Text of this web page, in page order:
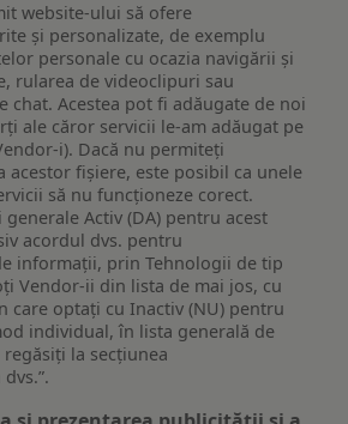
website-ului să ofere
și personalizate, de exemplu
personale cu ocazia navigării și
rularea de videoclipuri sau
chat. Acestea pot fi adăugate de noi
ale căror servicii le-am adăugat pe
i). Dacă nu permiteți
acestor fișiere, este posibil ca unele
să nu funcționeze corect.
Activ (DA) pentru acest
acordul dvs. pentru
informații, prin Tehnologii de tip
Vendor-ii din lista de mai jos, cu
care optați cu Inactiv (NU) pentru
individual, în lista generală de
la secțiunea